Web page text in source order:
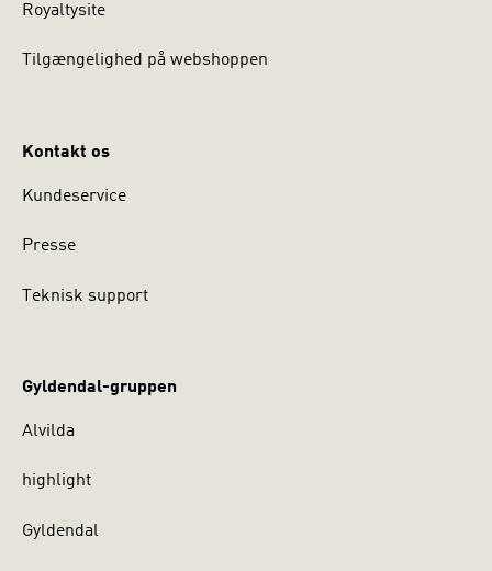
Royaltysite
Tilgængelighed på webshoppen
Kontakt os
Kundeservice
Presse
Teknisk support
Gyldendal-gruppen
Alvilda
highlight
Gyldendal